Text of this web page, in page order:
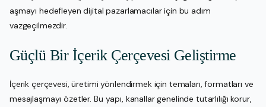
aşmayı hedefleyen dijital pazarlamacılar için bu adım
vazgeçilmezdir.
Güçlü Bir İçerik Çerçevesi Geliştirme
İçerik çerçevesi, üretimi yönlendirmek için temaları, formatları ve
mesajlaşmayı özetler. Bu yapı, kanallar genelinde tutarlılığı korur,